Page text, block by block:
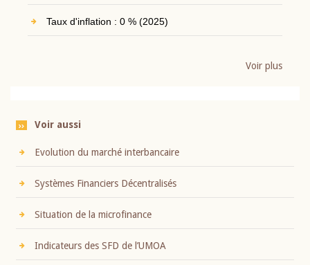
Taux d'inflation : 0 % (2025)
Voir plus
Voir aussi
Evolution du marché interbancaire
Systèmes Financiers Décentralisés
Situation de la microfinance
Indicateurs des SFD de l’UMOA